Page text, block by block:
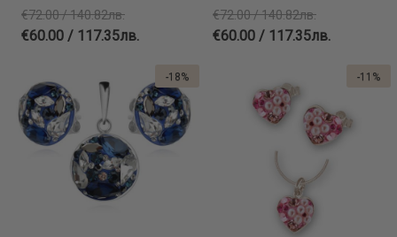
€72.00 / 140.82лв.
€60.00 / 117.35лв.
€72.00 / 140.82лв.
€60.00 / 117.35лв.
-18% -11%